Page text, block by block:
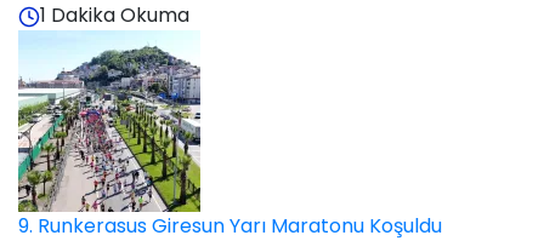
1 Dakika Okuma
9. Runkerasus Giresun Yarı Maratonu Koşuldu